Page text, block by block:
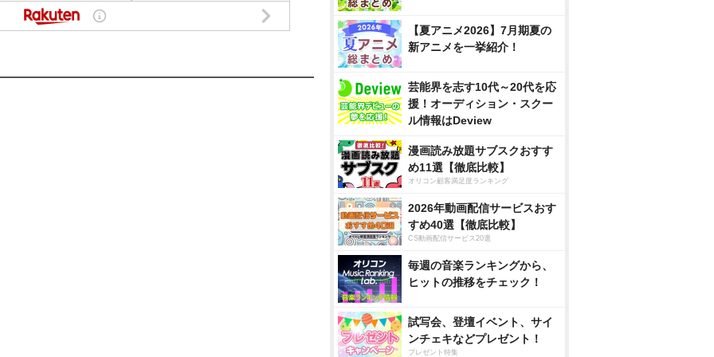
【夏アニメ2026】7月期夏の
新アニメを一挙紹介！
芸能界を志す10代～20代を応
援！オーディション・スクー
ル情報はDeview
漫画読み放題サブスクおすす
め11選【徹底比較】
オリコン顧客満足度ランキング
2026年動画配信サービスおす
すめ40選【徹底比較】
CS動画配信サービス20選
毎週の音楽ランキングから、
ヒットの推移をチェック！
試写会、登壇イベント、サイ
ンチェキなどプレゼント！
プレゼント特集